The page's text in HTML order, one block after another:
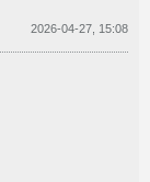
2026-04-27, 15:08